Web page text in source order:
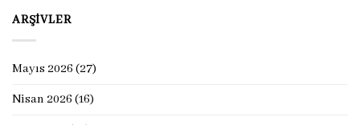
ARŞIVLER
Mayıs 2026 (27)
Nisan 2026 (16)